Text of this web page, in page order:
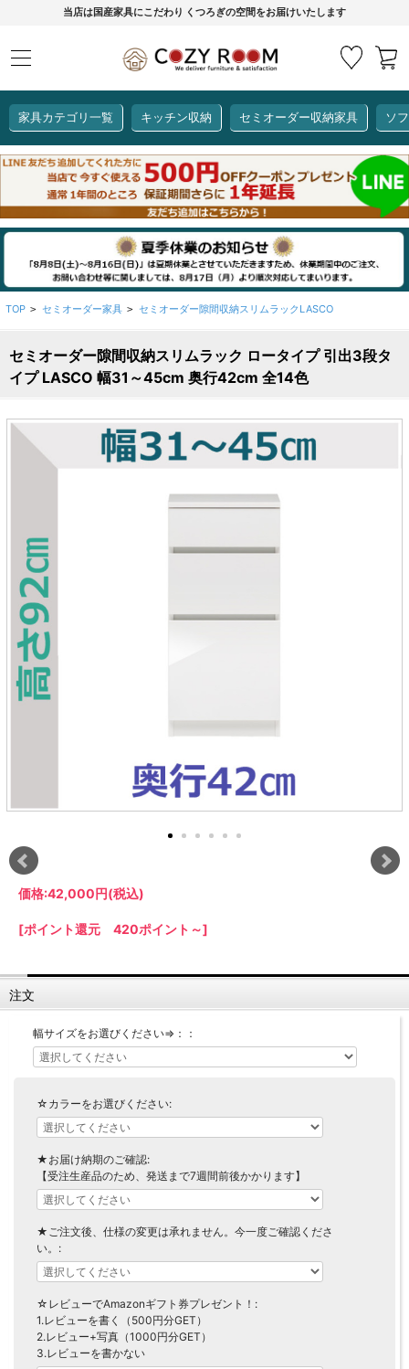
当店は国産家具にこだわり くつろぎの空間をお届けいたします
家具カテゴリ一覧 キッチン収納 セミオーダー収納家具 ソ
キッチン収納
全て見る
特徴で選ぶ
生活感を隠せるレンジ台
大型レンジ収納可能
サイズで選ぶ
幅60cm
ロータイプレンジ台
キッチンボード（食器棚・カップボード）
食器棚
キッチンカウンター
特徴で選ぶ
対面キッチンカウンター
バタフライキッチンカウンター
ダストボックス収納可能
スライド棚付き
【FLEXY】組み合わせ自由なセミオ
ーダーシステムキッチンカウンター
カウンター下ラック
隙間を無駄なく活用スリムキッチンラック
【Pots】鍋・フライパン収納
【LASCO】ハイタイプ
【LASCO】地震対策・上置きラック
キッチンの便利アイテム
ダストボックス
万が一の地震対策に
セミオーダー収納家具
全て見る
【GRANNER2】テレビ台・リビング
収納
【FLEXY】3方向オーダー家具
【VALO】ダイニングテーブル
【SUNNY】サニタリー収納
【Pittaly】耐震上置きラック
【Idea】デスク
ボックス
ソファー
全て見る
1人掛けソファー
2人掛けソファー
2.5人掛けソファー
ー
合皮ソファー
ファブリックソファー
本革ソファー
オットマン
シリーズで選ぶ
【Nike】カウチソファー
【SUOLA】カウチソファー
【Curt】ウッドフレームソファー
【AIKA】ハイバックソファ
【CLOSTER】シェーズロング＆カウ
チソファー
【Cruse】ウッドフレームソファー
リビング家具
全て見る
チェスト
ラック・シェルフ
アコーディオンドア
デスク・デスクワゴン
タワー tower（山崎実
クリーナースタンド
引き戸式カウンター下
ラック
ローボード
ハイタイプ
壁面タイプ
釣竿・釣り具収納
ダイニングセット
全て見る
チェア
こたつテーブル
こたつ布団
カーインテリア
全て見る
【標準幅】リアシートテーブル
【ワイド幅】リアシートテーブル
【標準幅用】テレビスタンド
COZY ROOMオリジナル
全て見る
ここでしか買えない！COZY ROOMオリジナル家具
生活感を隠してスッキリ収納
レンジ台【CUBO】
狭いキッチンのお悩み解決
【COOKING ASSISTANT】
かさばる調理器具の宿屋
ディスプレイ鍋収納【Pots】
究極の自分空間
個室型デスク【COZYROOM】
万が一の地震対策
TOP > セミオーダー家具 > セミオーダー隙間収納スリムラックLASCO
セミオーダー隙間収納スリムラック ロータイプ 引出3段タ
イプ LASCO 幅31～45cm 奥行42cm 全14色
価格:42,000円(税込)
[ポイント還元 420ポイント～]
注文
幅サイズをお選びください⇒：：
☆カラーをお選びください:
★お届け納期のご確認:
【受注生産品のため、発送まで7週間前後かかります】
★ご注文後、仕様の変更は承れません。今一度ご確認くださ
い。:
☆レビューでAmazonギフト券プレゼント！:
1.レビューを書く（500円分GET）
2.レビュー+写真（1000円分GET）
3.レビューを書かない